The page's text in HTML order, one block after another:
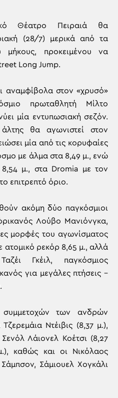
Θέατρο Πειραιά θα
(28/7) μερικά από τα
προκειμένου να
Long Jump.
αναμφίβολα στον «χρυσό»
πρωταθλητή Μίλτο
μία εντυπωσιακή σεζόν.
θα αγωνιστεί στον
μία από τις κορυφαίες
με άλμα στα 8,49 μ., ενώ
μ., στα Dromia με τον
επιτρεπτό όριο.
ακόμη δύο παγκόσμιοι
Λούβο Μανιόνγκα,
μορφές του αγωνίσματος
ατομικό ρεκόρ 8,65 μ., αλλά
Γκέιλ, παγκόσμιος
για μεγάλες πτήσεις –
συμμετοχών των ανδρών
Ντέιβις (8,37 μ.),
Λάιονελ Κοέτσι (8,27
καθώς και οι Νικόλαος
Σάμιουελ Χογκάλι